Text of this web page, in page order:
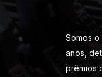
Somos
anos,
prêmios